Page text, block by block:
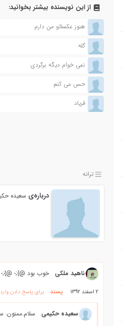
از این نویسنده بیشتر بخوانید:
هنوز عکساتو من دارم
گله
نمی خوام دیگه برگردی
حس می کنم
فریاد
ترانه
درباره‌ی سعیده
ناهید ملکی خوب بود @};-
2 اسفند 1392 پسند برای پاسخ دادن
سعیده حکیمی سلام.ممنون.